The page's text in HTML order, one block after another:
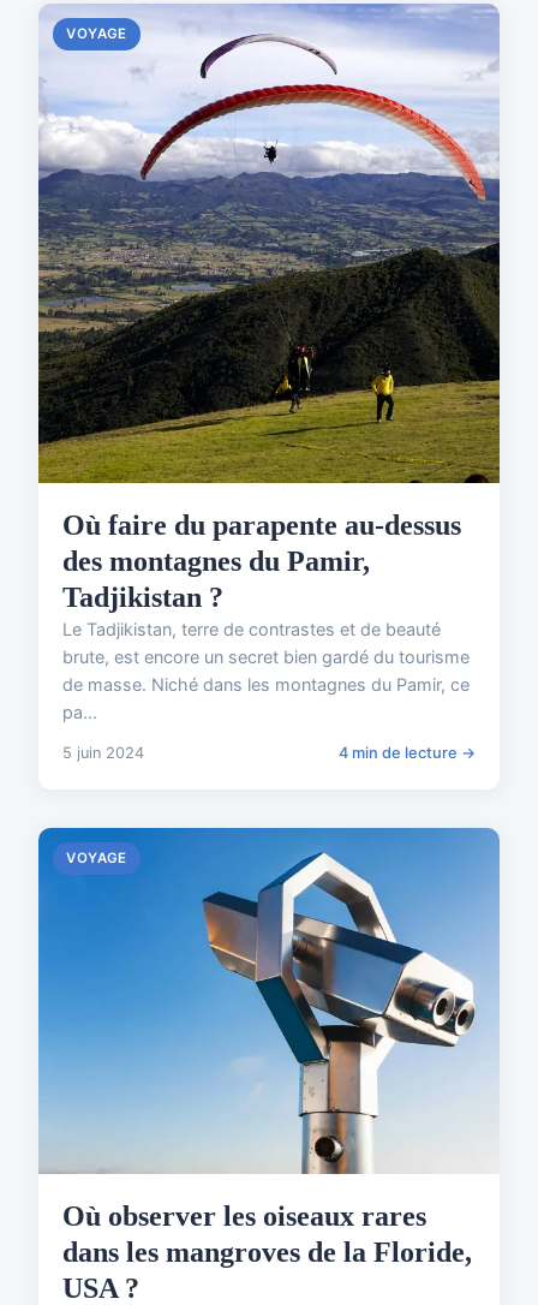
VOYAGE
Où faire du parapente au-dessus
des montagnes du Pamir,
Tadjikistan ?
Le Tadjikistan, terre de contrastes et de beauté
brute, est encore un secret bien gardé du tourisme
de masse. Niché dans les montagnes du Pamir, ce
pa...
5 juin 2024 4 min de lecture →
VOYAGE
Où observer les oiseaux rares
dans les mangroves de la Floride,
USA ?